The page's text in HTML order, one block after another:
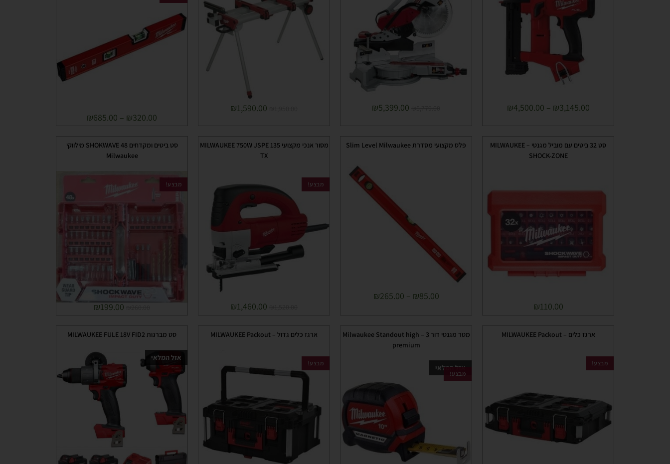
₪3,145.00
–
₪4,500.00
₪5,399.00
₪1,590.00
₪320.00
–
₪685.00
סט 32 ביטים עם מוביל מגנטי MILWAUKEE –
SHOCK-ZONE
₪110.00
פלס מקצועי מסדרת Slim Level Milwaukee
₪85.00
–
₪265.00
מסור אנכי מקצועי MILWAUKEE 750W JSPE 135
TX
מבצע!
₪1,460.00
סט ביטים ומקדחים 48 SHOKWAVE מילווקי
Milwaukee
מבצע!
₪199.00
ארגז כלים – MILWAUKEE Packout
מבצע!
מטר מגנטי דור 3 – Milwaukee Standout high
premium
אזל המלאי
מבצע!
ארגז כלים גדול – MILWAUKEE Packout
מבצע!
סט מברגות MILWAUKEE FULE 18V FID2
אזל המלאי